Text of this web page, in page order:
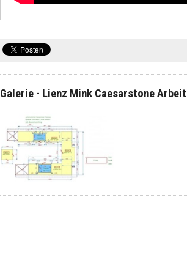
Galerie - Lienz Mink Caesarstone